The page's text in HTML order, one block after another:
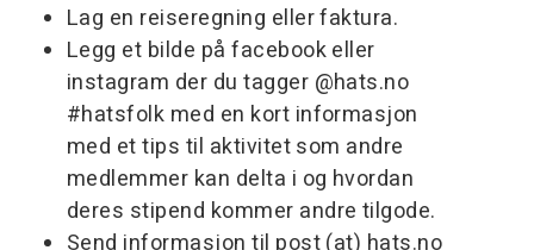
Lag en reiseregning eller faktura.
Legg et bilde på facebook eller
instagram der du tagger @hats.no
#hatsfolk med en kort informasjon
med et tips til aktivitet som andre
medlemmer kan delta i og hvordan
deres stipend kommer andre tilgode.
Send informasjon til post (at) hats.no